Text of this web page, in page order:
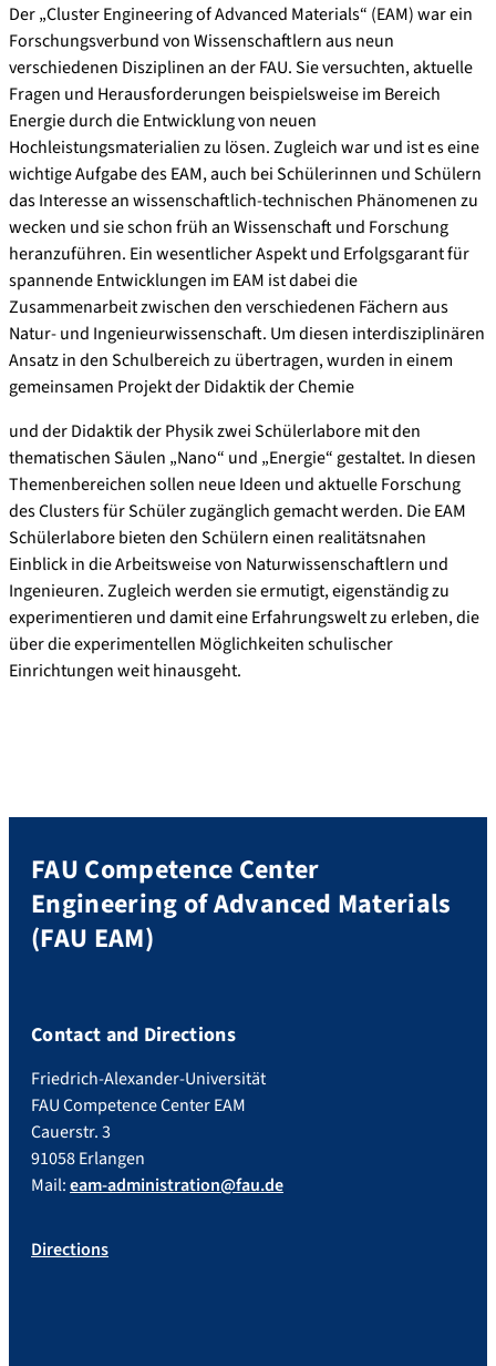
Der „Cluster Engineering of Advanced Materials“ (EAM) war ein
Forschungsverbund von Wissenschaftlern aus neun
verschiedenen Disziplinen an der FAU. Sie versuchten, aktuelle
Fragen und Herausforderungen beispielsweise im Bereich
Energie durch die Entwicklung von neuen
Hochleistungsmaterialien zu lösen. Zugleich war und ist es eine
wichtige Aufgabe des EAM, auch bei Schülerinnen und Schülern
das Interesse an wissenschaftlich-technischen Phänomenen zu
wecken und sie schon früh an Wissenschaft und Forschung
heranzuführen. Ein wesentlicher Aspekt und Erfolgsgarant für
spannende Entwicklungen im EAM ist dabei die
Zusammenarbeit zwischen den verschiedenen Fächern aus
Natur- und Ingenieurwissenschaft. Um diesen interdisziplinären
Ansatz in den Schulbereich zu übertragen, wurden in einem
gemeinsamen Projekt der Didaktik der Chemie
und der Didaktik der Physik zwei Schülerlabore mit den
thematischen Säulen „Nano“ und „Energie“ gestaltet. In diesen
Themenbereichen sollen neue Ideen und aktuelle Forschung
des Clusters für Schüler zugänglich gemacht werden. Die EAM
Schülerlabore bieten den Schülern einen realitätsnahen
Einblick in die Arbeitsweise von Naturwissenschaftlern und
Ingenieuren. Zugleich werden sie ermutigt, eigenständig zu
experimentieren und damit eine Erfahrungswelt zu erleben, die
über die experimentellen Möglichkeiten schulischer
Einrichtungen weit hinausgeht.
FAU Competence Center
Engineering of Advanced Materials
(FAU EAM)
Contact and Directions
Friedrich-Alexander-Universität
FAU Competence Center EAM
Cauerstr. 3
91058 Erlangen
Mail:eam-administration@fau.de
Directions